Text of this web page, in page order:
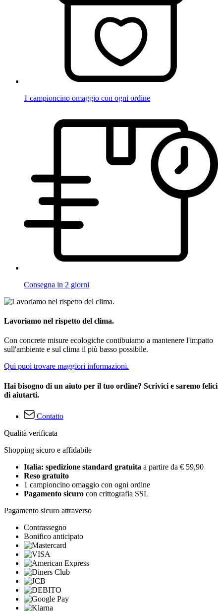
1 campioncino omaggio con ogni ordine
Consegna in 2 giorni
Lavoriamo nel rispetto del clima.
Con concrete misure ecologiche contibuiamo a mantenere l'impatto
sull'ambiente e sul clima il più basso possibile.
Qui puoi trovare maggiori informazioni.
Hai bisogno di un aiuto per il tuo ordine? Scrivici e saremo felici
di aiutarti.
Contatto
Qualità verificata
Shopping sicuro e affidabile
Italia: spedizione standard gratuita a partire da € 59,90
Reso gratuito
1 campioncino omaggio con ogni ordine
Pagamento sicuro con crittografia SSL
Pagamento sicuro attraverso
Contrassegno
Bonifico anticipato